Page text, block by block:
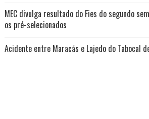
MEC divulga resultado do Fies do segundo
os pré-selecionados
Acidente entre Maracás e Lajedo do Tabocal